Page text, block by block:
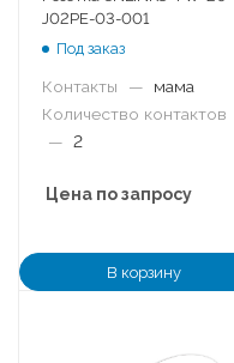
J02PE-03-001
Под заказ
Контакты —
мама
Количество контактов
— 2
Цена по запросу
В корзину